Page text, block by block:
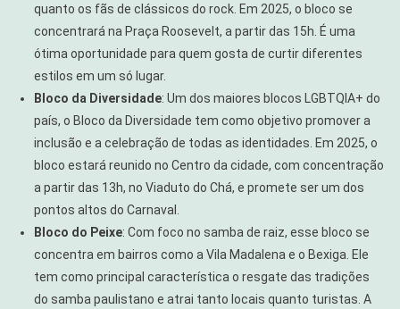
quanto os fãs de clássicos do rock. Em 2025, o bloco se
concentrará na Praça Roosevelt, a partir das 15h. É uma
ótima oportunidade para quem gosta de curtir diferentes
estilos em um só lugar.
Bloco da Diversidade: Um dos maiores blocos LGBTQIA+ do
país, o Bloco da Diversidade tem como objetivo promover a
inclusão e a celebração de todas as identidades. Em 2025, o
bloco estará reunido no Centro da cidade, com concentração
a partir das 13h, no Viaduto do Chá, e promete ser um dos
pontos altos do Carnaval.
Bloco do Peixe: Com foco no samba de raiz, esse bloco se
concentra em bairros como a Vila Madalena e o Bexiga. Ele
tem como principal característica o resgate das tradições
do samba paulistano e atrai tanto locais quanto turistas. A